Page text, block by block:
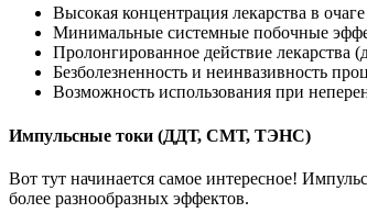
Высокая концентрация лекарства в
Минимальные системные побочные
Пролонгированное действие лекарства
Безболезненность и неинвазивность
Возможность использования при
Импульсные токи (ДДТ, СМТ, ТЭНС)
Вот тут начинается самое интересное!
более разнообразных эффектов.